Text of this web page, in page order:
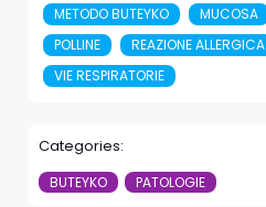
METODO BUTEYKO
MUCOSA
POLLINE
REAZIONE ALLERGICA
VIE RESPIRATORIE
Categories:
BUTEYKO PATOLOGIE